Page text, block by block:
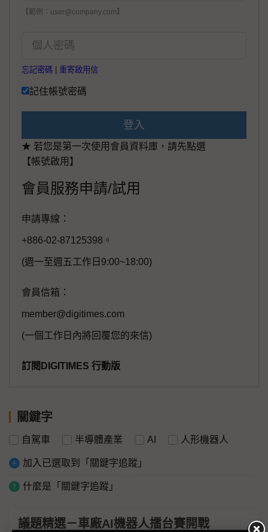
【範例：user@company.com】
忘記密碼 重寄啟用信
記住帳號密碼
登入
★ 若您是第一次使用會員資料庫，請先點選
【帳號啟用】
會員服務申請/試用
申請專線：
+886-02-87125398。
(週一至週五工作日9:00~18:00)
會員信箱：
member@digitimes.com
(一個工作日內將回覆您的來信)
訂閱DIGITIMES 行動版
關鍵字
自駕車 半導體產業 AI 人形機器人
加入已選取到「關鍵字追蹤」
什麼是「關鍵字追蹤」
議題精選－車廠AI機器人擂台賽開戰